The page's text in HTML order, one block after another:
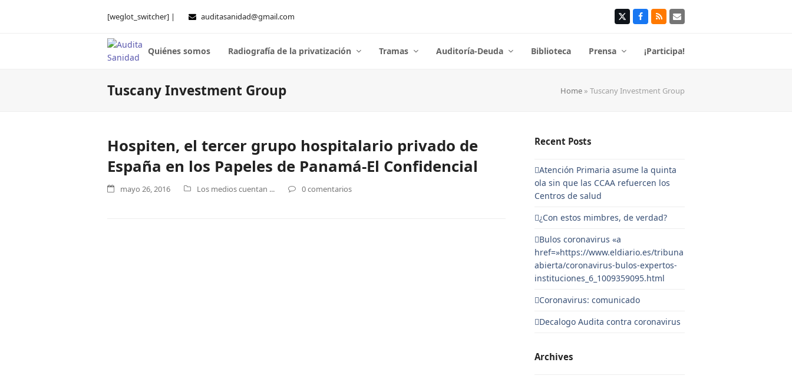
[weglot_switcher] | auditasanidad@gmail.com TwitterFacebook
RSS Correo
Quiénes somos Radiografía de la privatización Tramas Auditoría-Deuda Biblioteca Prensa ¡Participa!
Tuscany Investment Group Home » Tuscany Investment Group
Hospiten, el tercer grupo hospitalario privado de
España en los Papeles de Panamá-El Confidencial
mayo 26, 2016 Los medios cuentan ... 0 comentarios
Recent Posts
Atención Primaria asume la quinta
ola sin que las CCAA refuercen los
Centros de salud
¿Con estos mimbres, de verdad?
Bulos coronavirus «a
href=»https://www.eldiario.es/tribuna
abierta/coronavirus-bulos-expertos-
instituciones_6_1009359095.html
Coronavirus: comunicado
Decalogo Audita contra coronavirus
Archives